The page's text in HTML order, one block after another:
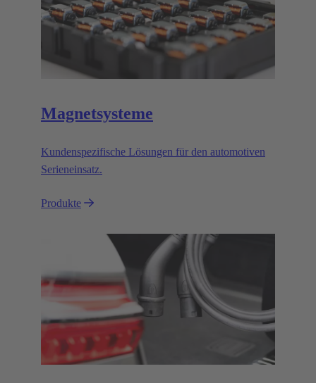
Magnetsysteme
Kundenspezifische Lösungen für den automotiven
Serieneinsatz.
Produkte